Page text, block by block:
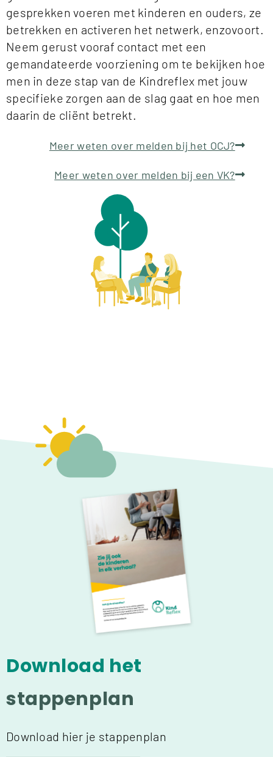
gesprekken voeren met kinderen en ouders, ze
betrekken en activeren het netwerk, enzovoort.
Neem gerust vooraf contact met een
gemandateerde voorziening om te bekijken hoe
men in deze stap van de Kindreflex met jouw
specifieke zorgen aan de slag gaat en hoe men
daarin de cliënt betrekt.
Meer weten over melden bij het OCJ?
Meer weten over melden bij een VK?
Download het
stappenplan
Download hier je stappenplan